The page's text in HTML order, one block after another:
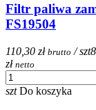
Filtr paliwa
FS19504
110,30 zł brutto / szt
zł netto
szt Do koszyka